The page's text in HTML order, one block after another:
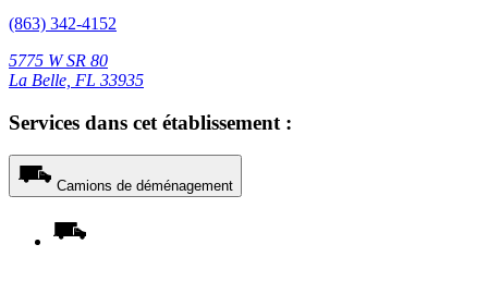
(863) 342-4152
5775 W SR 80
La Belle, FL 33935
Services dans cet établissement :
Camions de déménagement